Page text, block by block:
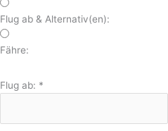
Flug ab & Alternativ(en):
Fähre:
Flug ab: *